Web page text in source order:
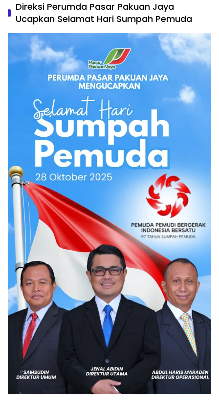
Direksi Perumda Pasar Pakuan Jaya
Ucapkan Selamat Hari Sumpah Pemuda